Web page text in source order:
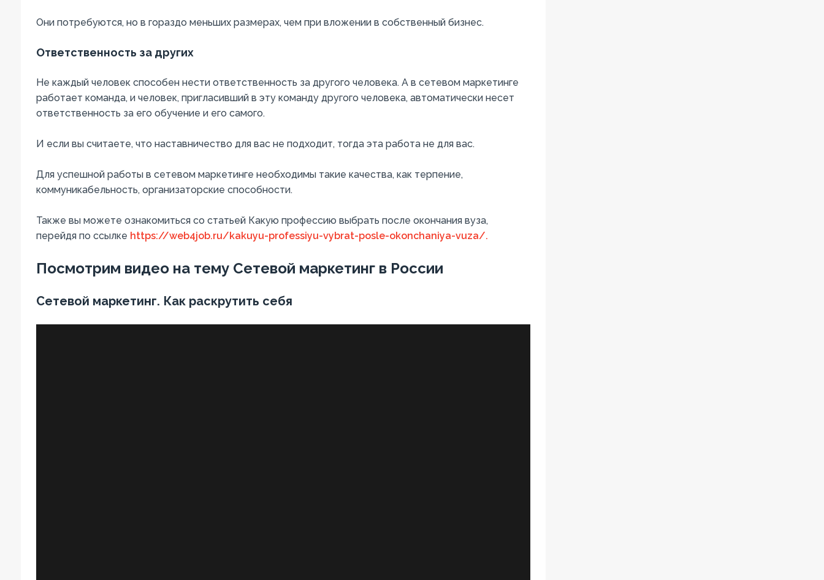
Они потребуются, но в гораздо меньших размерах, чем при вложении в собственный бизнес.
Ответственность за других
Не каждый человек способен нести ответственность за другого человека. А в сетевом маркетинге
работает команда, и человек, пригласивший в эту команду другого человека, автоматически несет
ответственность за его обучение и его самого.
И если вы считаете, что наставничество для вас не подходит, тогда эта работа не для вас.
Для успешной работы в сетевом маркетинге необходимы такие качества, как терпение,
коммуникабельность, организаторские способности.
Также вы можете ознакомиться со статьей Какую профессию выбрать после окончания вуза,
перейдя по ссылке https://web4job.ru/kakuyu-professiyu-vybrat-posle-okonchaniya-vuza/.
Посмотрим видео на тему Сетевой маркетинг в России
Сетевой маркетинг. Как раскрутить себя